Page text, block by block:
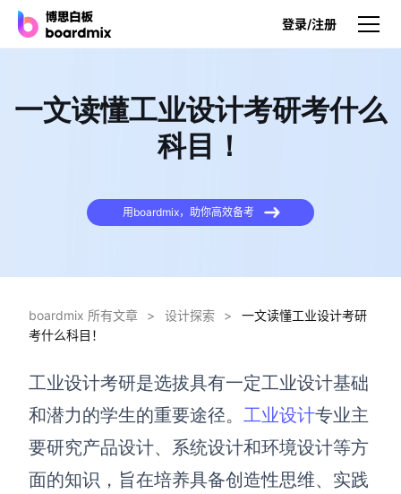
登录/注册
产品
博思白板SDK
博思白板离线版
博思设计
一体化产品设计工具
博思AIPPT
AI生成PPT，支持在线编辑
一文读懂工业设计考研考什么
科目！
用boardmix，助你高效备考
boardmix 所有文章 > 设计探索 >
一文读懂工业设计考研
考什么科目！
工业设计考研是选拔具有一定工业设计基础
和潜力的学生的重要途径。 工业设计专业主
要研究产品设计、系统设计和环境设计等方
面的知识，旨在培养具备创造性思维、实践